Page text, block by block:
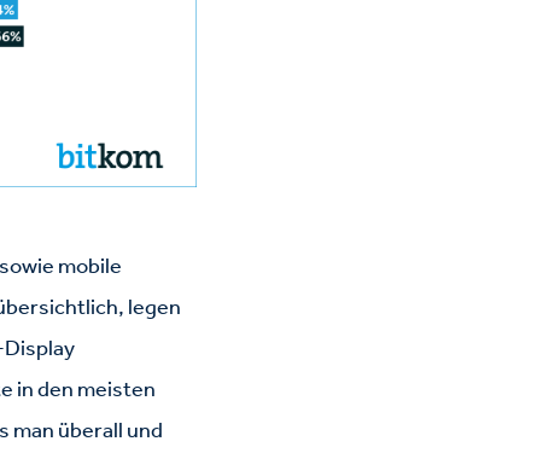
mobile
legen
in den meisten
man überall und